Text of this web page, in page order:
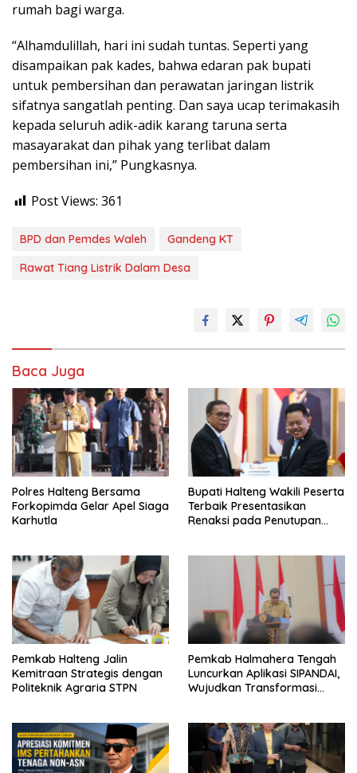
rumah bagi warga.
“Alhamdulillah, hari ini sudah tuntas. Seperti yang
disampaikan pak kades, bahwa edaran pak bupati
untuk pembersihan dan perawatan jaringan listrik
sifatnya sangatlah penting. Dan saya ucap terimakasih
kepada seluruh adik-adik karang taruna serta
masayarakat dan pihak yang terlibat dalam
pembersihan ini,” Pungkasnya.
Post Views: 361
BPD dan Pemdes Waleh
Gandeng KT
Rawat Tiang Listrik Dalam Desa
Baca Juga
Polres Halteng Bersama
Forkopimda Gelar Apel Siaga
Karhutla
Bupati Halteng Wakili Peserta
Terbaik Presentasikan
Renaksi pada Penutupan
Pemkab Halteng Jalin
Kemitraan Strategis dengan
Politeknik Agraria STPN
Pemkab Halmahera Tengah
Luncurkan Aplikasi SIPANDAI,
Wujudkan Transformasi